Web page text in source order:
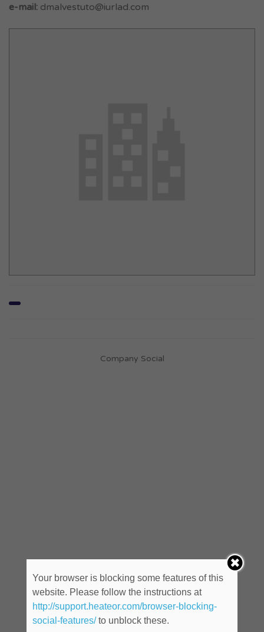
e-mail: dmalvestuto@iurlad.com
Company Social
Your browser is blocking some features of this
website. Please follow the instructions at
http://support.heateor.com/browser-blocking-
social-features/to unblock these.